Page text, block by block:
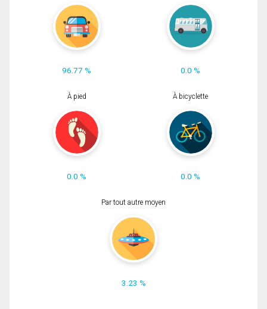
96.77 % 0.0 %
À pied
0.0 %
À bicyclette
0.0 %
Par tout autre moyen
3.23 %